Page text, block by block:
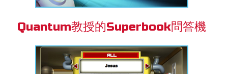
Quantum教授的Superbook問答機